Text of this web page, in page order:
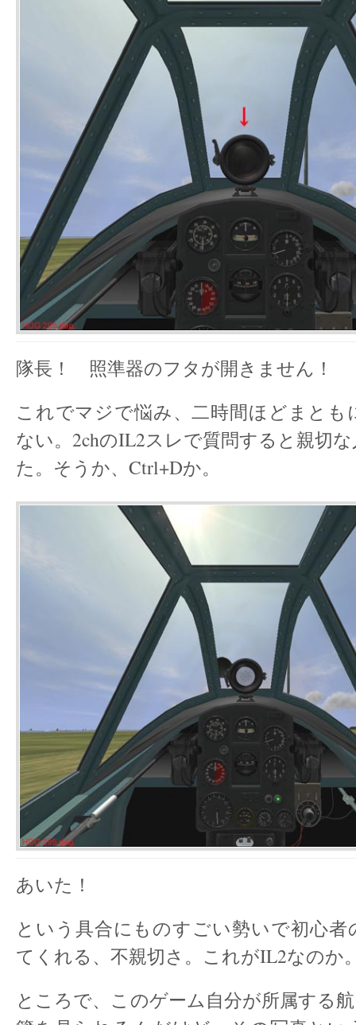
隊長！ 照準器のフタが開きません！
これでマジで悩み、二時間ほどまとも
ない。2chのIL2スレで質問すると親切
た。そうか、Ctrl+Dか。
あいた！
という具合にものすごい勢いで初心
てくれる、不親切さ。これがIL2なのか
ところで、このゲーム自分が所属する